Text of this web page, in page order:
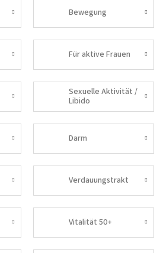
Bewegung
Für aktive Frauen
Sexuelle Aktivität /
Libido
Darm
Verdauungstrakt
Vitalität 50+